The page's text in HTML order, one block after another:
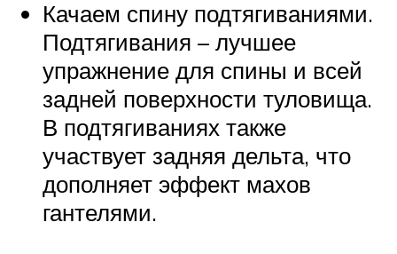
Качаем спину подтягиваниями.
Подтягивания – лучшее
упражнение для спины и всей
задней поверхности туловища.
В подтягиваниях также
участвует задняя дельта, что
дополняет эффект махов
гантелями.